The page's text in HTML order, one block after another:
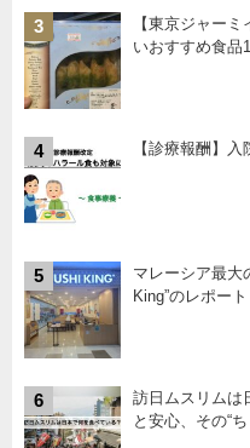
3
【東京ジャー
いおすすめ食
4 【診療報酬】
5
マレーシア最大
King”のレポート
6
訪日ムスリム
と安心、その“